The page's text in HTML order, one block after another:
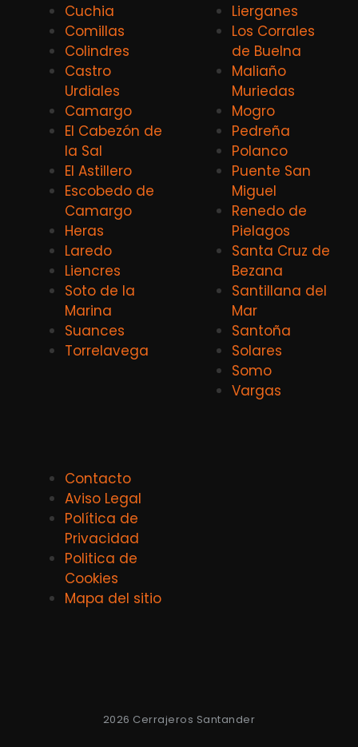
Cuchia
Comillas
Colindres
Castro
Urdiales
Camargo
El Cabezón de
la Sal
El Astillero
Escobedo de
Camargo
Heras
Laredo
Liencres
Soto de la
Marina
Suances
Torrelavega
Lierganes
Los Corrales
de Buelna
Maliaño
Muriedas
Mogro
Pedreña
Polanco
Puente San
Miguel
Renedo de
Pielagos
Santa Cruz de
Bezana
Santillana del
Mar
Santoña
Solares
Somo
Vargas
Contacto
Aviso Legal
Política de
Privacidad
Politica de
Cookies
Mapa del sitio
2026 Cerrajeros Santander